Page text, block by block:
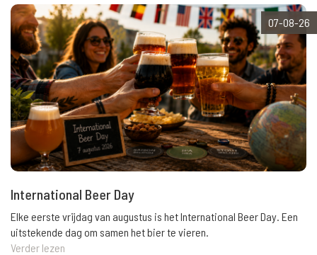
07-08-26
International Beer Day
Elke eerste vrijdag van augustus is het International Beer Day. Een
uitstekende dag om samen het bier te vieren.
Verder lezen